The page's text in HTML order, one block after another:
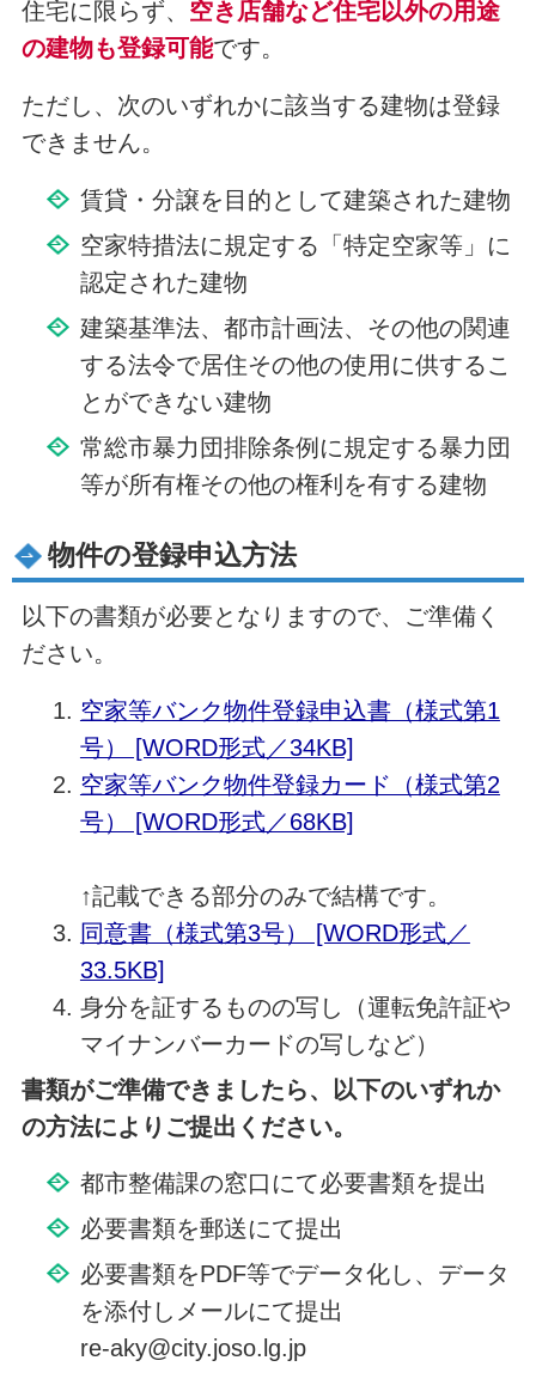
住宅に限らず、 空き店舗など住宅以外の用途
の建物も登録可能です。
ただし、次のいずれかに該当する建物は登録
できません。
賃貸・分譲を目的として建築された建物
空家特措法に規定する「特定空家等」に
認定された建物
建築基準法、都市計画法、その他の関連
する法令で居住その他の使用に供するこ
とができない建物
常総市暴力団排除条例に規定する暴力団
等が所有権その他の権利を有する建物
物件の登録申込方法
以下の書類が必要となりますので、ご準備く
ださい。
空家等バンク物件登録申込書（様式第1
号） [WORD形式／34KB]
空家等バンク物件登録カード（様式第2
号） [WORD形式／68KB]
↑記載できる部分のみで結構です。
同意書（様式第3号） [WORD形式／
33.5KB]
身分を証するものの写し（運転免許証や
マイナンバーカードの写しなど）
書類がご準備できましたら、以下のいずれか
の方法によりご提出ください。
都市整備課の窓口にて必要書類を提出
必要書類を郵送にて提出
必要書類をPDF等でデータ化し、データ
を添付しメールにて提出
re-aky@city.joso.lg.jp